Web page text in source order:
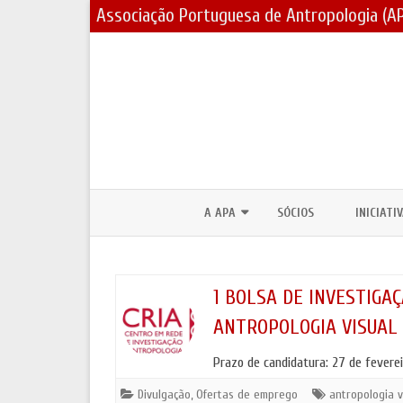
Associação Portuguesa de Antropologia
A APA
ASSEMBLEIAS GERAIS E ELEIÇÕES
PARCERIAS E PROTOCOLOS
CONTACTOS
SÓCIOS
BOLSAS
FÓRUNS
DIA
1 BOLSA DE
ANTROPOLOGIA
Prazo de candidatura: 27 de
Divulgação,Ofertas de emprego antropologia